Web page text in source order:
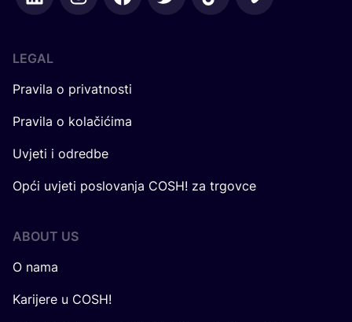
LEGAL
Pravila o privatnosti
Pravila o kolačićima
Uvjeti i odredbe
Opći uvjeti poslovanja COSH! za trgovce
ABOUT US
O nama
Karijere u COSH!